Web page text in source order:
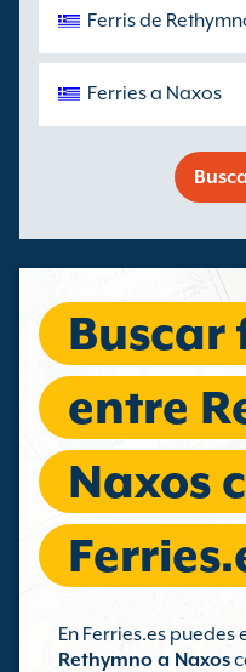
Ferris de
Ferries a Naxos
Buscar
entre
Naxos
En Ferries.es puedes
Rethymno a Naxos